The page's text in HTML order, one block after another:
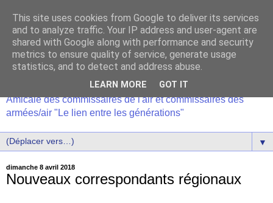
Amicale des commissaires de l'air et commissaires des
armées/air "Le lien entre les générations"
▼
dimanche 8 avril 2018
Nouveaux correspondants régionaux
This site uses cookies from Google to deliver its services
and to analyze traffic. Your IP address and user-agent are
shared with Google along with performance and security
metrics to ensure quality of service, generate usage
statistics, and to detect and address abuse.
LEARN MORE GOT IT